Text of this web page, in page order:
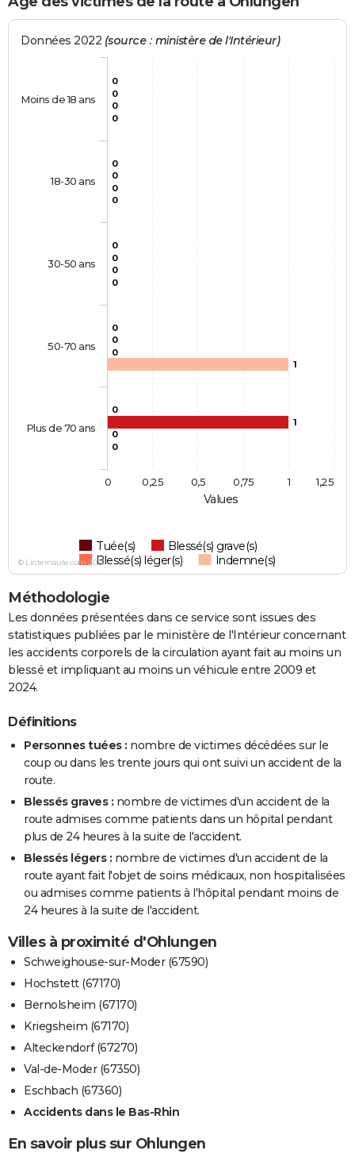
Values
Données 2022 (source : ministère de l'Intérieur)
0
0
0
0
0
0
0
0
0
1
0
0
0
0
0
0
0
0
1
0
Tuée(s)
Blessé(s) grave(s)
Blessé(s) léger(s)
Indemne(s)
Moins de 18 ans
18-30 ans
30-50 ans
50-70 ans
Plus de 70 ans
0 1
0,25 0,5 0,75 1,25
© Linternaute.com 2026
Méthodologie
Les données présentées dans ce service sont issues des
statistiques publiées par le ministère de l'Intérieur concernant
les accidents corporels de la circulation ayant fait au moins un
blessé et impliquant au moins un véhicule entre 2009 et
2024.
Définitions
Personnes tuées : nombre de victimes décédées sur le
coup ou dans les trente jours qui ont suivi un accident de la
route.
Blessés graves : nombre de victimes d'un accident de la
route admises comme patients dans un hôpital pendant
plus de 24 heures à la suite de l'accident.
Blessés légers : nombre de victimes d'un accident de la
route ayant fait l'objet de soins médicaux, non hospitalisées
ou admises comme patients à l'hôpital pendant moins de
24 heures à la suite de l'accident.
Villes à proximité d'Ohlungen
Schweighouse-sur-Moder (67590)
Hochstett (67170)
Bernolsheim (67170)
Kriegsheim (67170)
Alteckendorf (67270)
Val-de-Moder (67350)
Eschbach (67360)
Accidents dans le Bas-Rhin
En savoir plus sur Ohlungen